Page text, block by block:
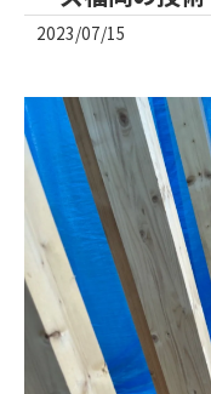
2023/07/15